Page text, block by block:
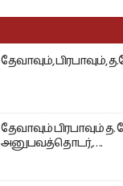
தேவாவும், பிரபாவும்,
தேவாவும் பிரபாவும் த.
அனுபவத்தொடர்,….